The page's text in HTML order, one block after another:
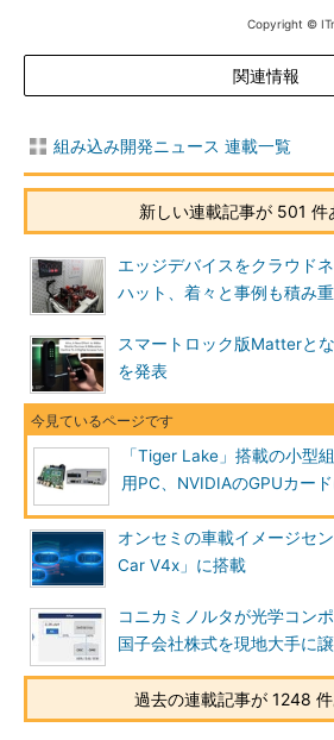
Copyright ©
関連情報
組み込み開発ニュース 連載一覧
新しい連載記事が 501 件
エッジデバイスをクラウド
ハット、着々と事例も積み
スマートロック版Matterと
を発表
「Tiger Lake」搭載の小型
用PC、NVIDIAのGPUカー
オンセミの車載イメージセ
Car V4x」に搭載
コニカミノルタが光学コン
国子会社株式を現地大手に
過去の連載記事が 1248